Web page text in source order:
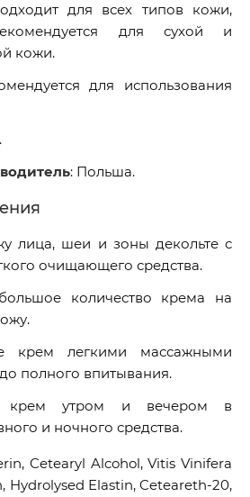
для всех типов кожи,
для сухой и
кожи.
для использования
: Польша.
лица, шеи и зоны декольте с
очищающего средства.
количество крема на
крем легкими массажными
полного впитывания.
крем утром и вечером в
и ночного средства.
Cetearyl Alcohol, Vitis Vinifera
Hydrolysed Elastin, Ceteareth-20,